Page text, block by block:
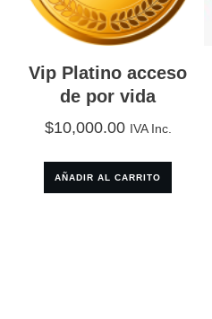
Vip Platino acceso
de por vida
$10,000.00 IVA Inc.
AÑADIR AL CARRITO